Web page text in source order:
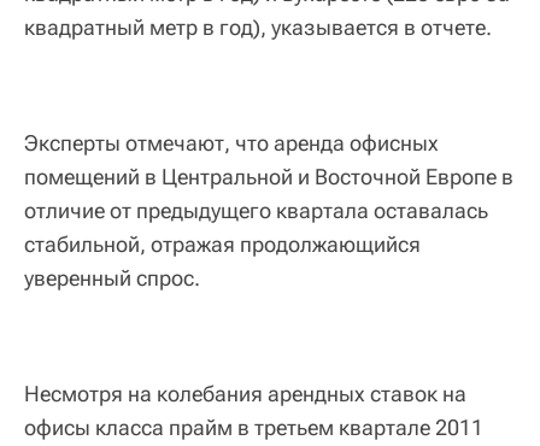
квадратный метр в год), указывается в отчете.
Эксперты отмечают, что аренда офисных
помещений в Центральной и Восточной Европе в
отличие от предыдущего квартала оставалась
стабильной, отражая продолжающийся
уверенный спрос.
Несмотря на колебания арендных ставок на
офисы класса прайм в третьем квартале 2011